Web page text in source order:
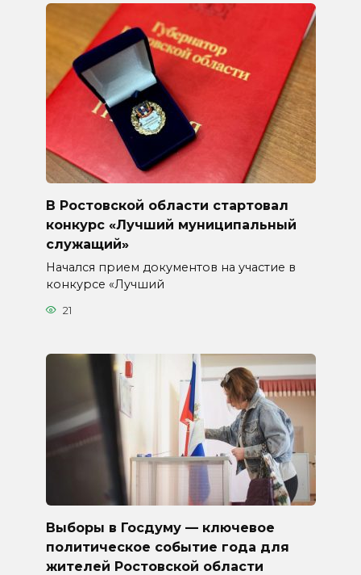
В Ростовской области стартовал
конкурс «Лучший муниципальный
служащий»
Начался прием документов на участие в
конкурсе «Лучший
21
Выборы в Госдуму — ключевое
политическое событие года для
жителей Ростовской области